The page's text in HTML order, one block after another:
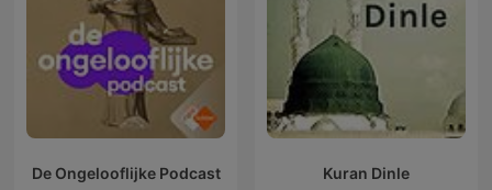
De Ongelooflijke Podcast Kuran Dinle